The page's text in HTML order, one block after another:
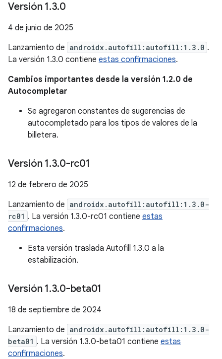
Versión 1.3.0
4 de junio de 2025
Lanzamiento de androidx.autofill:autofill:1.3.0 .
La versión 1.3.0 contiene estas confirmaciones.
Cambios importantes desde la versión 1.2.0 de
Autocompletar
Se agregaron constantes de sugerencias de
autocompletado para los tipos de valores de la
billetera.
Versión 1.3.0-rc01
12 de febrero de 2025
Lanzamiento de androidx.autofill:autofill:1.3.0-
rc01 . La versión 1.3.0-rc01 contiene estas
confirmaciones.
Esta versión traslada Autofill 1.3.0 a la
estabilización.
Versión 1.3.0-beta01
18 de septiembre de 2024
Lanzamiento de androidx.autofill:autofill:1.3.0-
beta01 . La versión 1.3.0-beta01 contiene estas
confirmaciones.